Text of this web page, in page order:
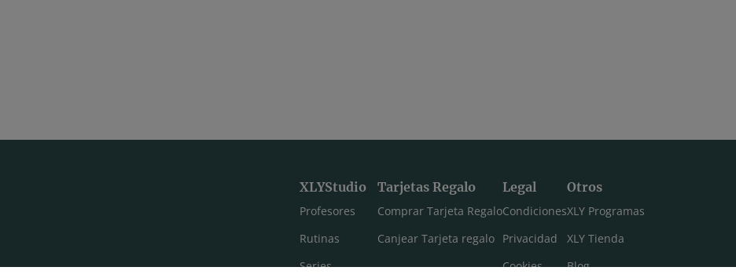
XLYStudio
Profesores
Rutinas
Series
Tarjetas Regalo
Comprar Tarjeta Regalo
Canjear Tarjeta regalo
Legal
Condiciones
Privacidad
Cookies
Otros
XLY Programas
XLY Tienda
Blog